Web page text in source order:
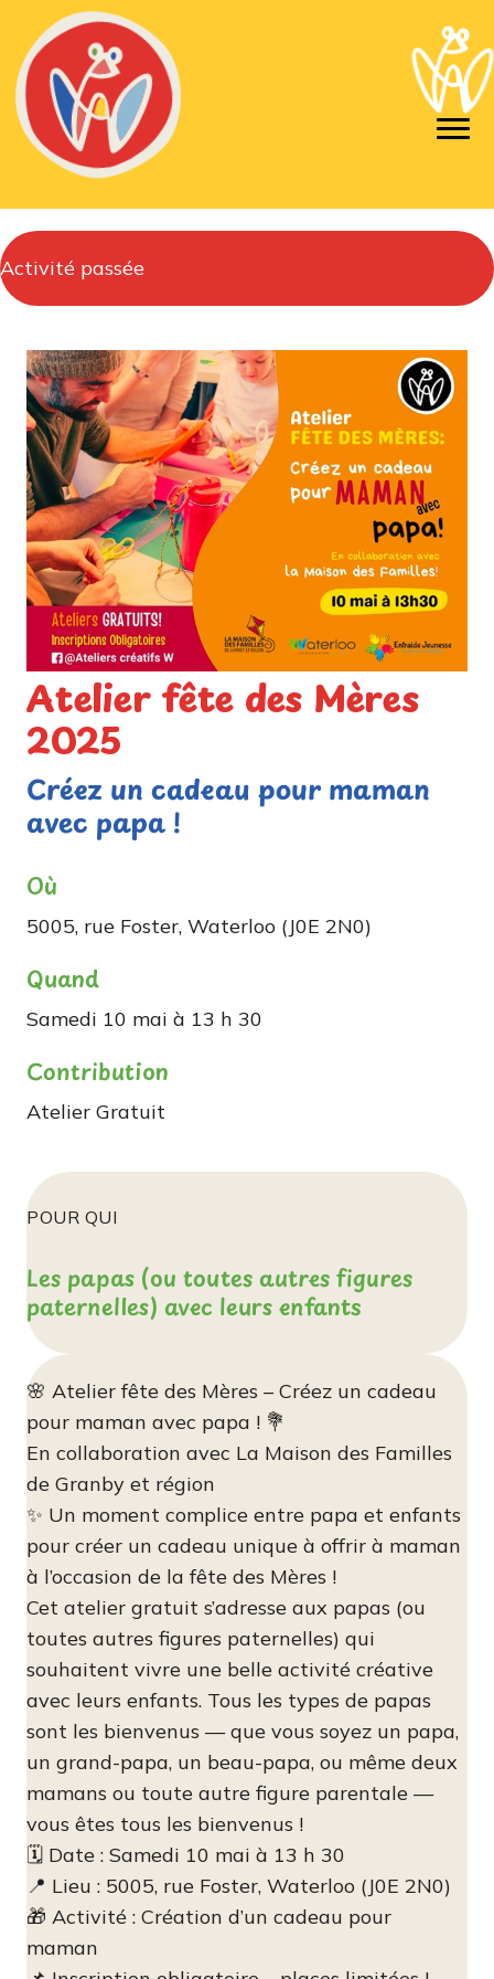
Activité passée
Atelier fête des Mères
2025
Créez un cadeau pour maman
avec papa !
Où
5005, rue Foster, Waterloo (J0E 2N0)
Quand
Samedi 10 mai à 13 h 30
Contribution
Atelier Gratuit
POUR QUI
Les papas (ou toutes autres figures
paternelles) avec leurs enfants
🌸 Atelier fête des Mères – Créez un cadeau
pour maman avec papa ! 💐
En collaboration avec La Maison des Familles
de Granby et région
✨ Un moment complice entre papa et enfants
pour créer un cadeau unique à offrir à maman
à l’occasion de la fête des Mères !
Cet atelier gratuit s’adresse aux papas (ou
toutes autres figures paternelles) qui
souhaitent vivre une belle activité créative
avec leurs enfants. Tous les types de papas
sont les bienvenus — que vous soyez un papa,
un grand-papa, un beau-papa, ou même deux
mamans ou toute autre figure parentale —
vous êtes tous les bienvenus !
🗓 Date : Samedi 10 mai à 13 h 30
📍 Lieu : 5005, rue Foster, Waterloo (J0E 2N0)
🎁 Activité : Création d’un cadeau pour
maman